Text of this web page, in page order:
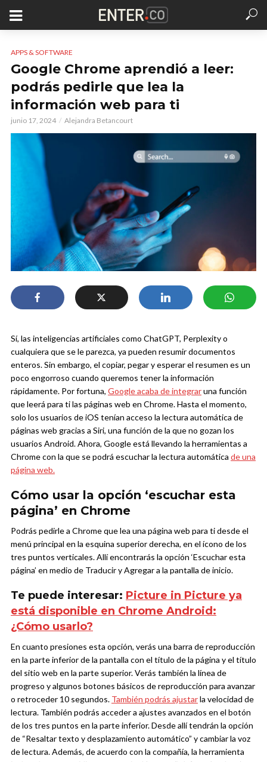
APPS & SOFTWARE
Google Chrome aprendió a leer:
podrás pedirle que lea la
información web para ti
junio 17, 2024 Alejandra Betancourt
Sí, las inteligencias artificiales como ChatGPT, Perplexity o
cualquiera que se le parezca, ya pueden resumir documentos
enteros. Sin embargo, el copiar, pegar y esperar el resumen es un
poco engorroso cuando queremos tener la información
rápidamente. Por fortuna, Google acaba de integraruna función
que leerá para ti las páginas web en Chrome.Hasta el momento,
solo los usuarios de iOS tenían acceso la lectura automática de
páginas web gracias a Siri, una función de la que no gozan los
usuarios Android. Ahora, Google está llevando la herramientas a
Chrome con la que se podrá escuchar la lectura automática de una
página web.
Cómo usar la opción ‘escuchar esta
página’ en Chrome
Podrás pedirle a Chrome que lea una página web para ti desde el
menú principal en la esquina superior derecha, en el ícono de los
tres puntos verticales. Allí encontrarás la opción ‘Escuchar esta
página’ en medio de Traducir y Agregar a la pantalla de inicio.
Te puede interesar: Picture in Picture ya
está disponible en Chrome Android:
¿Cómo usarlo?
En cuanto presiones esta opción, verás una barra de reproducción
en la parte inferior de la pantalla con el título de la página y el título
del sitio web en la parte superior. Verás también la línea de
progreso y algunos botones básicos de reproducción para avanzar
o retroceder 10 segundos. También podrás ajustarla velocidad de
lectura. También podrás acceder a ajustes avanzados en el botón
de los tres puntos en la parte inferior. Desde allí tendrán la opción
de “Resaltar texto y desplazamiento automático” y cambiar la voz
de lectura. Además, de acuerdo con la compañía, la herramienta